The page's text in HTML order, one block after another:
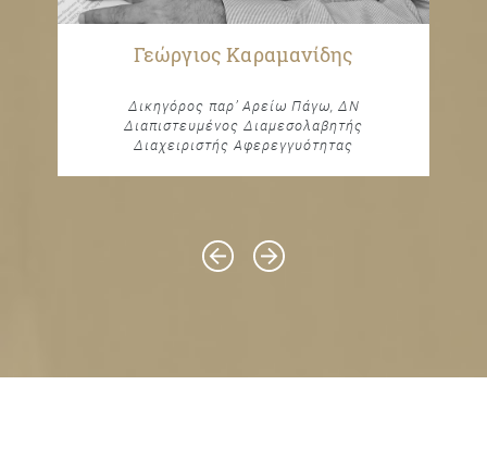
Γεώργιος Καραμανίδης
Δικηγόρος παρ’ Αρείω Πάγω, ΔΝ
Διαπιστευμένος Διαμεσολαβητής
Διαχειριστής Αφερεγγυότητας